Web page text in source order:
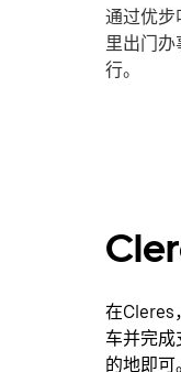
通过优步
里出门
行。
在Cleres
车并完
的地即可